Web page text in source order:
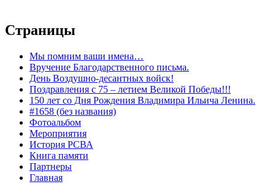
Страницы
Мы помним ваши имена…
Вручение Благодарственного письма.
День Воздушно-десантных войск!
Поздравления с 75 – летием Великой Победы!!!
150 лет со Дня Рождения Владимира Ильича Ленина.
#1658 (без названия)
Фотоальбом
Мероприятия
История РСВА
Книга памяти
Партнеры
Главная